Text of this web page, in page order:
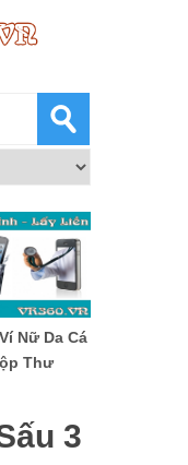
Ví Nữ Da Cá
Thư
3